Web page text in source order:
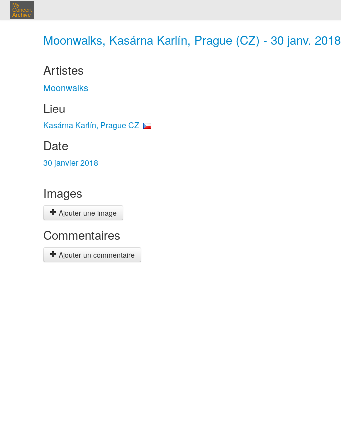
My
Concert
Archive
Moonwalks, Kasárna Karlín, Prague (CZ) - 30 janv. 2018
Artistes
Moonwalks
Lieu
Kasárna Karlín, Prague CZ
Date
30 janvier 2018
Images
Ajouter une image
Commentaires
Ajouter un commentaire